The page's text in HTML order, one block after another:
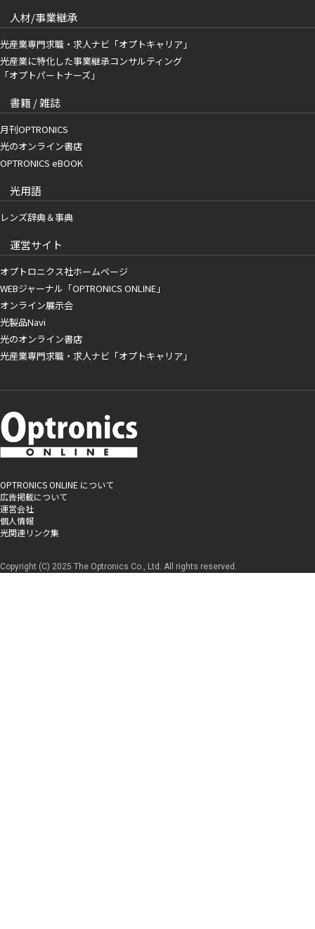
人材/事業継承
光産業専門求職・求人ナビ「オプトキャリア」
光産業に特化した事業継承コンサルティング
「オプトパートナーズ」
書籍 / 雑誌
月刊OPTRONICS
光のオンライン書店
OPTRONICS eBOOK
光用語
レンズ辞典＆事典
運営サイト
オプトロニクス社ホームページ
WEBジャーナル「OPTRONICS ONLINE」
オンライン展示会
光製品Navi
光のオンライン書店
光産業専門求職・求人ナビ「オプトキャリア」
OPTRONICS ONLINE について
広告掲載について
運営会社
個人情報
光関連リンク集
Copyright (C) 2025 The Optronics Co., Ltd. All rights reserved.